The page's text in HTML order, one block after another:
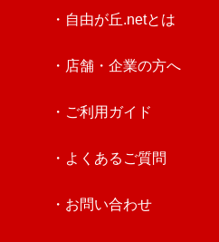
・自由が丘.netとは
・店舗・企業の方へ
・ご利用ガイド
・よくあるご質問
・お問い合わせ